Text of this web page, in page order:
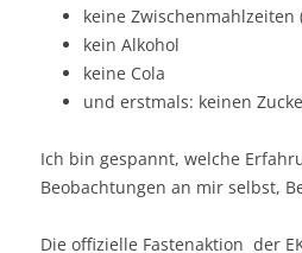
keine
kein Alkohol
keine Cola
und erstmals: keinen
Ich bin gespannt, welche
Beobachtungen an mir selbst,
Die offizielle Fastenaktion der